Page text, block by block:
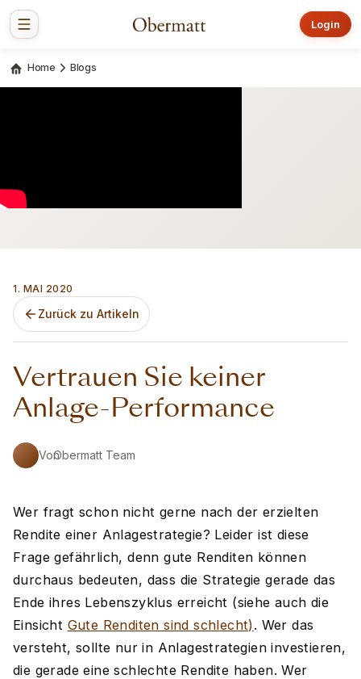
Login
Home Blogs
1. MAI 2020
Zurück zu Artikeln
Vertrauen Sie keiner
Anlage-Performance
VonObermatt Team
Wer fragt schon nicht gerne nach der erzielten
Rendite einer Anlagestrategie? Leider ist diese
Frage gefährlich, denn gute Renditen können
durchaus bedeuten, dass die Strategie gerade das
Ende ihres Lebenszyklus erreicht (siehe auch die
Einsicht Gute Renditen sind schlecht). Wer das
versteht, sollte nur in Anlagestrategien investieren,
die gerade eine schlechte Rendite haben. Wer